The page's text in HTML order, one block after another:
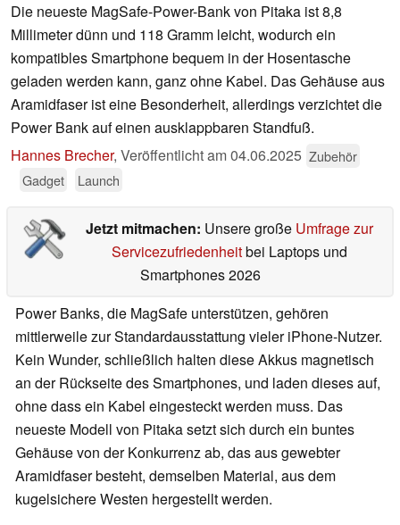
Die neueste MagSafe-Power-Bank von Pitaka ist 8,8
Millimeter dünn und 118 Gramm leicht, wodurch ein
kompatibles Smartphone bequem in der Hosentasche
geladen werden kann, ganz ohne Kabel. Das Gehäuse aus
Aramidfaser ist eine Besonderheit, allerdings verzichtet die
Power Bank auf einen ausklappbaren Standfuß.
Hannes Brecher, Veröffentlicht am04.06.2025 Zubehör
Gadget
Launch
Jetzt mitmachen: Unsere große Umfrage zur
Servicezufriedenheitbei Laptops und
Smartphones 2026
Power Banks, die MagSafe unterstützen, gehören
mittlerweile zur Standardausstattung vieler iPhone-Nutzer.
Kein Wunder, schließlich halten diese Akkus magnetisch
an der Rückseite des Smartphones, und laden dieses auf,
ohne dass ein Kabel eingesteckt werden muss. Das
neueste Modell von Pitaka setzt sich durch ein buntes
Gehäuse von der Konkurrenz ab, das aus gewebter
Aramidfaser besteht, demselben Material, aus dem
kugelsichere Westen hergestellt werden.